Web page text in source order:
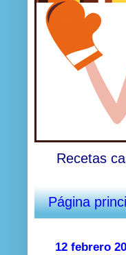
Recetas
Página
12 febrero